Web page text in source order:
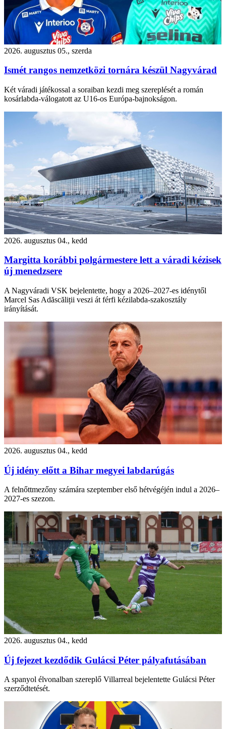
2026. augusztus 05., szerda
Ismét rangos nemzetközi tornára készül Nagyvárad
Két váradi játékossal a soraiban kezdi meg szereplését a román
kosárlabda-válogatott az U16-os Európa-bajnokságon.
2026. augusztus 04., kedd
Margitta korábbi polgármestere lett a váradi kézisek
új menedzsere
A Nagyváradi VSK bejelentette, hogy a 2026–2027-es idénytől
Marcel Sas Adăscăliții veszi át férfi kézilabda-szakosztály
irányítását.
2026. augusztus 04., kedd
Új idény előtt a Bihar megyei labdarúgás
A felnőttmezőny számára szeptember első hétvégéjén indul a 2026–
2027-es szezon.
2026. augusztus 04., kedd
Új fejezet kezdődik Gulácsi Péter pályafutásában
A spanyol élvonalban szereplő Villarreal bejelentette Gulácsi Péter
szerződtetését.